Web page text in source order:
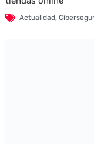
Actualidad,